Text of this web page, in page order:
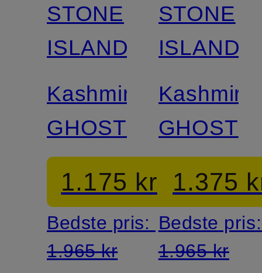
STONE
ISLAND
Kashmirhue
GHOST
1.175 kr
Bedste pris:
1.965 kr
STONE
ISLAND
GHOST
1.375
Bedste
1.965 kr